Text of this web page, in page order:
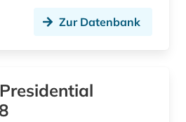
Zur Datenbank